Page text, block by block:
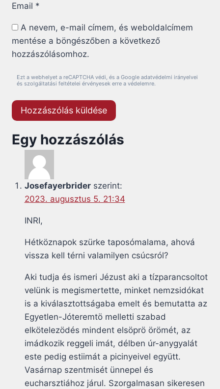
Email *
A nevem, e-mail címem, és weboldalcímem
mentése a böngészőben a következő
hozzászólásomhoz.
Ezt a webhelyet a reCAPTCHA védi, és a Google adatvédelmi irányelvei
és szolgáltatási feltételei érvényesek erre a védelemre.
Egy hozzászólás
Josefayerbrider szerint:
2023. augusztus 5. 21:34
INRI,
Hétköznapok szürke taposómalama, ahová
vissza kell térni valamilyen csúcsról?
Aki tudja és ismeri Jézust aki a tízparancsoltot
velünk is megismertette, minket nemzsidókat
is a kiválasztottságaba emelt és bemutatta az
Egyetlen-Jóteremtö melletti szabad
elkötelezödés mindent elsöprö örömét, az
imádkozik reggeli imát, délben úr-anygyalát
este pedig estiimát a picinyeivel együtt.
Vasárnap szentmisét ünnepel és
eucharsztiához járul. Szorgalmasan sikeresen